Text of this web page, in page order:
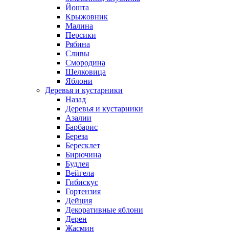
Йошта
Крыжовник
Малина
Персики
Рябина
Сливы
Смородина
Шелковица
Яблони
Деревья и кустарники
Назад
Деревья и кустарники
Азалии
Барбарис
Береза
Бересклет
Бирючина
Будлея
Вейгела
Гибискус
Гортензия
Дейция
Декоративные яблони
Дерен
Жасмин